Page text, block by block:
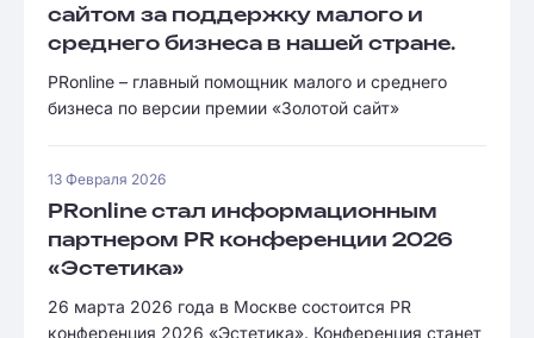
сайтом за поддержку малого и
среднего бизнеса в нашей стране.
PRonline – главный помощник малого и среднего
бизнеса по версии премии «Золотой сайт»
13 Февраля 2026
PRonline стал информационным
партнером PR конференции 2026
«Эстетика»
26 марта 2026 года в Москве состоится PR
конференция 2026 «Эстетика». Конференция станет